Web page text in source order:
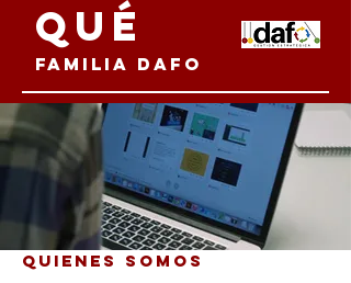
Qué
FAMILIA DAFO
QUIENES SOMOS